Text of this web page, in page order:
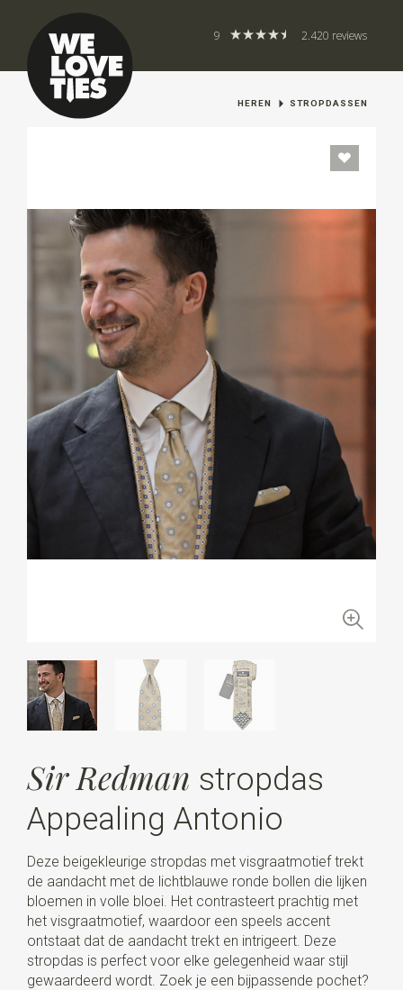
9 2.420 reviews
HEREN STROPDASSEN
Sir Redman stropdas
Appealing Antonio
Deze beigekleurige stropdas met visgraatmotief trekt
de aandacht met de lichtblauwe ronde bollen die lijken
bloemen in volle bloei. Het contrasteert prachtig met
het visgraatmotief, waardoor een speels accent
ontstaat dat de aandacht trekt en intrigeert. Deze
stropdas is perfect voor elke gelegenheid waar stijl
gewaardeerd wordt. Zoek je een bijpassende pochet?